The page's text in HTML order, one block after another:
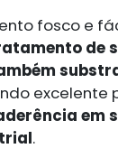
fosco e
de
excelente
em
.